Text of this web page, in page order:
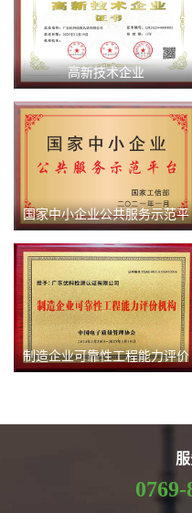
高新技术企业
国家中小企业公共服务示范平
台
制造企业可靠性工程能力评价
0769-